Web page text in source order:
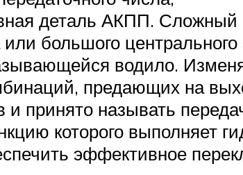
деталь АКПП.
большого центрального
водило.
предающих на
и принято называть
которого выполняет
эффективное